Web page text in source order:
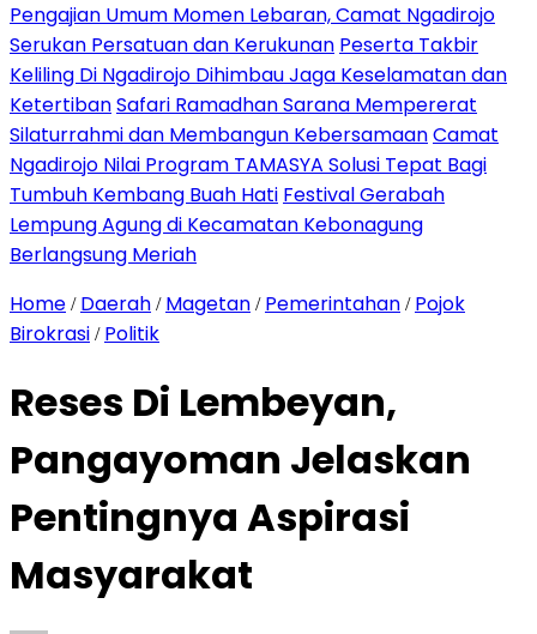
Pengajian Umum Momen Lebaran, Camat Ngadirojo
Serukan Persatuan dan Kerukunan Peserta Takbir
Keliling Di Ngadirojo Dihimbau Jaga Keselamatan dan
KetertibanSafari Ramadhan Sarana Mempererat
Silaturrahmi dan Membangun KebersamaanCamat
Ngadirojo Nilai Program TAMASYA Solusi Tepat Bagi
Tumbuh Kembang Buah Hati Festival Gerabah
Lempung Agung di Kecamatan Kebonagung
Berlangsung Meriah
Home / Daerah / Magetan / Pemerintahan / Pojok
Birokrasi / Politik
Reses Di Lembeyan,
Pangayoman Jelaskan
Pentingnya Aspirasi
Masyarakat